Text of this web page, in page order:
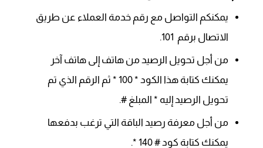
يمكنكم التواصل مع رقم خدمة العملاء عن طريق
الاتصال برقم 101.
من أجل تحويل الرصيد من هاتف إلى هاتف آخر
يمكنك كتابة هذا الكود * 100 * ثم الرقم الذي تم
تحويل الرصيد إليه * المبلغ #.
من أجل معرفة رصيد الباقة التي ترغب بدفعها
يمكنك كتابة كود # 140 *.